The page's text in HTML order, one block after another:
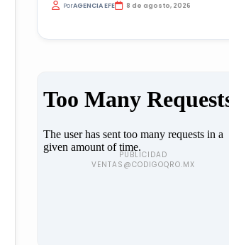
PorAGENCIA EFE 8 de agosto, 2026